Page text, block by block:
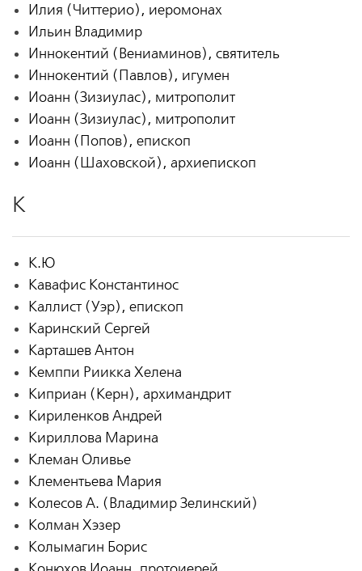
Илия (Читтерио), иеромонах
Ильин Владимир
Иннокентий (Вениаминов), святитель
Иннокентий (Павлов), игумен
Иоанн (Зизиулас), митрополит
Иоанн (Зизиулас), митрополит
Иоанн (Попов), епископ
Иоанн (Шаховской), архиепископ
К
К.Ю
Кавафис Константинос
Каллист (Уэр), епископ
Каринский Сергей
Карташев Антон
Кемппи Риикка Хелена
Киприан (Керн), архимандрит
Кириленков Андрей
Кириллова Марина
Клеман Оливье
Клементьева Мария
Колесов А. (Владимир Зелинский)
Колман Хэзер
Колымагин Борис